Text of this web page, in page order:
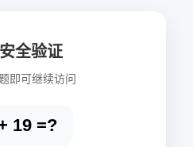
全验证
即可继续访问
19 =?